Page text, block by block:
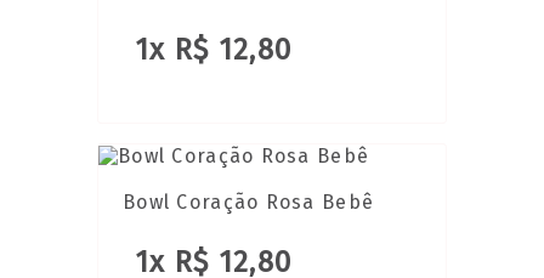
1x R$ 12,80
Bowl Coração Rosa Bebê
1x R$ 12,80